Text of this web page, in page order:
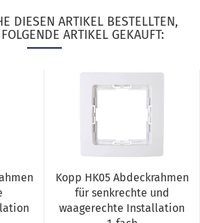
DIESEN ARTIKEL BESTELLTEN,
ARTIKEL GEKAUFT:
Kopp HK05 Abdeckrahmen
für senkrechte und
waagerechte Installation